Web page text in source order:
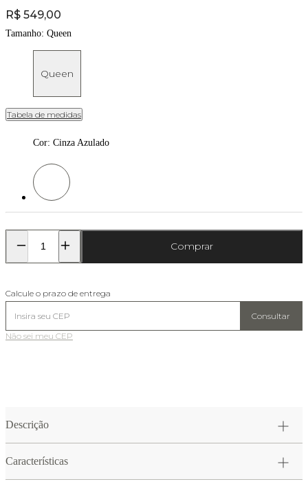
Price:
R$ 549,00
Tamanho: Queen
Queen
Tabela de medidas
Cor: Cinza Azulado
Cor: Cinza Azulado
Comprar
Calcule o prazo de entrega
Consultar
Não sei meu CEP
Descrição
Características